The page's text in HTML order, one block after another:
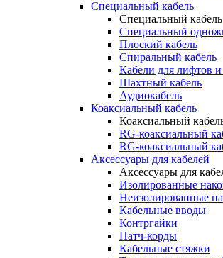
Специальный кабель
Специальный кабель
Специальный
Плоский кабель
Спиральный кабель
Кабели для лифтов
Шахтный кабель
Аудиокабель
Коаксиальный кабель
Коаксиальный
RG-коаксиальный
RG-коаксиальный
Аксессуары для кабелей
Аксессуары для
Изолированные
Неизолированные
Кабельные вводы
Контргайки
Патч-корды
Кабельные стяжки